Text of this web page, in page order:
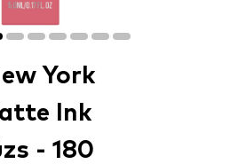
York
Ink
- 180